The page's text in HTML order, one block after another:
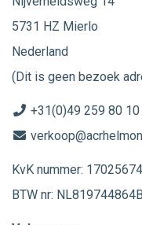
5731 HZ Mierlo
Nederland
(Dit is geen bezoek
+31(0)49 259 80 10
KvK nummer: 17025674
BTW nr: